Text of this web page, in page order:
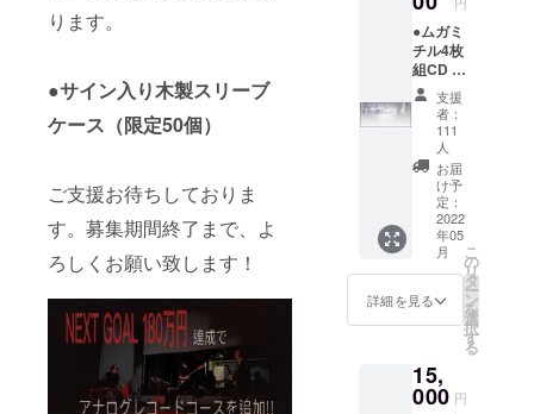
ります。
●サイン入り木製スリーブ
ケース（限定50個）
ご支援お待ちしておりま
す。募集期間終了まで、よ
ろしくお願い致します！
スを併
せて選
択して
いただ
く必要
があり
ます。
既にCD
を含む
コース
でご支
援いた
だいて
いる方
は対象
となり
●ムガミ
チル4枚
組CD ●
メン
バーか
ら御礼
のビデ
オレ
ター
支援
者：
111
人
お届
け予
定：
2022
年05
月
詳細を見る
こ
の
リ
タ
ー
ン
を
選
択
す
る
15,
000 円